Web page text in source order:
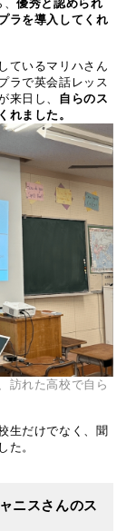
、優秀と認められ
ラを導入してくれ
ているマリハさん
ラで英会話レッス
来日し、 自らのス
れました。
訪れた高校で自ら
生だけでなく、聞
た。
ニスさんのス